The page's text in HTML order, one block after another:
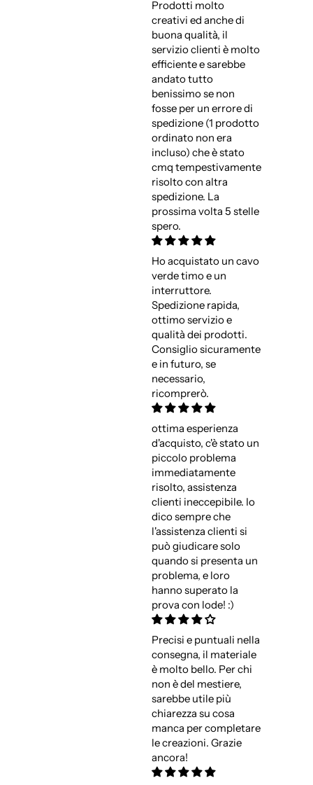
Prodotti molto
creativi ed anche di
buona qualità, il
servizio clienti è molto
efficiente e sarebbe
andato tutto
benissimo se non
fosse per un errore di
spedizione (1 prodotto
ordinato non era
incluso) che è stato
cmq tempestivamente
risolto con altra
spedizione. La
prossima volta 5 stelle
spero.
Ho acquistato un cavo
verde timo e un
interruttore.
Spedizione rapida,
ottimo servizio e
qualità dei prodotti.
Consiglio sicuramente
e in futuro, se
necessario,
ricomprerò.
ottima esperienza
d'acquisto, c'è stato un
piccolo problema
immediatamente
risolto, assistenza
clienti ineccepibile. Io
dico sempre che
l'assistenza clienti si
può giudicare solo
quando si presenta un
problema, e loro
hanno superato la
prova con lode! :)
Precisi e puntuali nella
consegna, il materiale
è molto bello. Per chi
non è del mestiere,
sarebbe utile più
chiarezza su cosa
manca per completare
le creazioni. Grazie
ancora!